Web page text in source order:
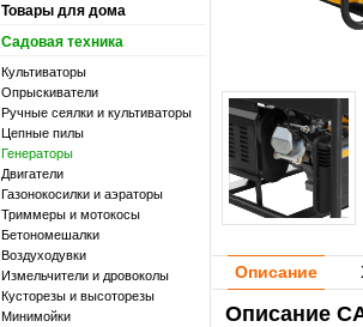
Товары для дома
Садовая техника
Культиваторы
Опрыскиватели
Ручные сеялки и культиваторы
Цепные пилы
Генераторы
Двигатели
Газонокосилки и аэраторы
Триммеры и мотокосы
Бетономешалки
Воздуходувки
Измельчители и дровоколы
Кусторезы и высоторезы
Минимойки
Описание
Описание